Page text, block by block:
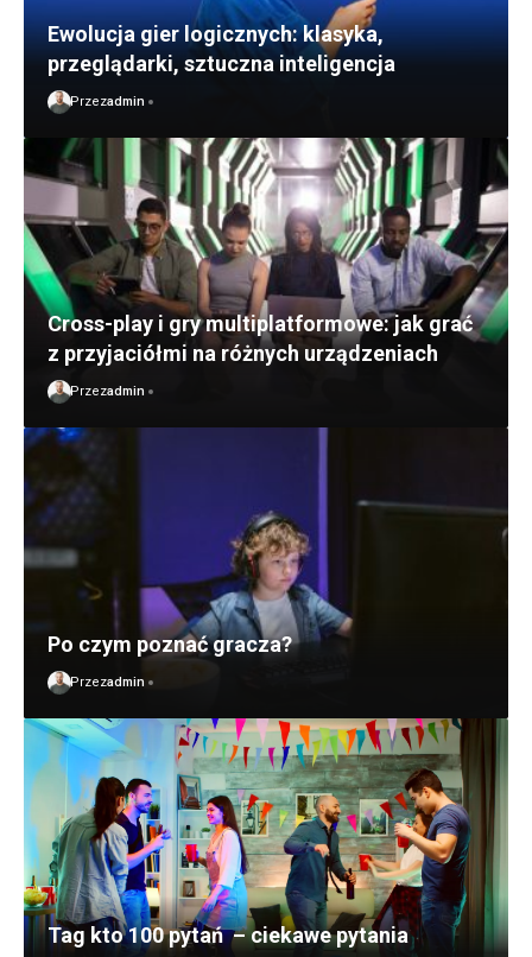
Ewolucja gier logicznych: klasyka,
przeglądarki, sztuczna inteligencja
Przezadmin
Cross-play i gry multiplatformowe: jak grać
z przyjaciółmi na różnych urządzeniach
Przezadmin
Po czym poznać gracza?
Przezadmin
Tag kto 100 pytań – ciekawe pytania